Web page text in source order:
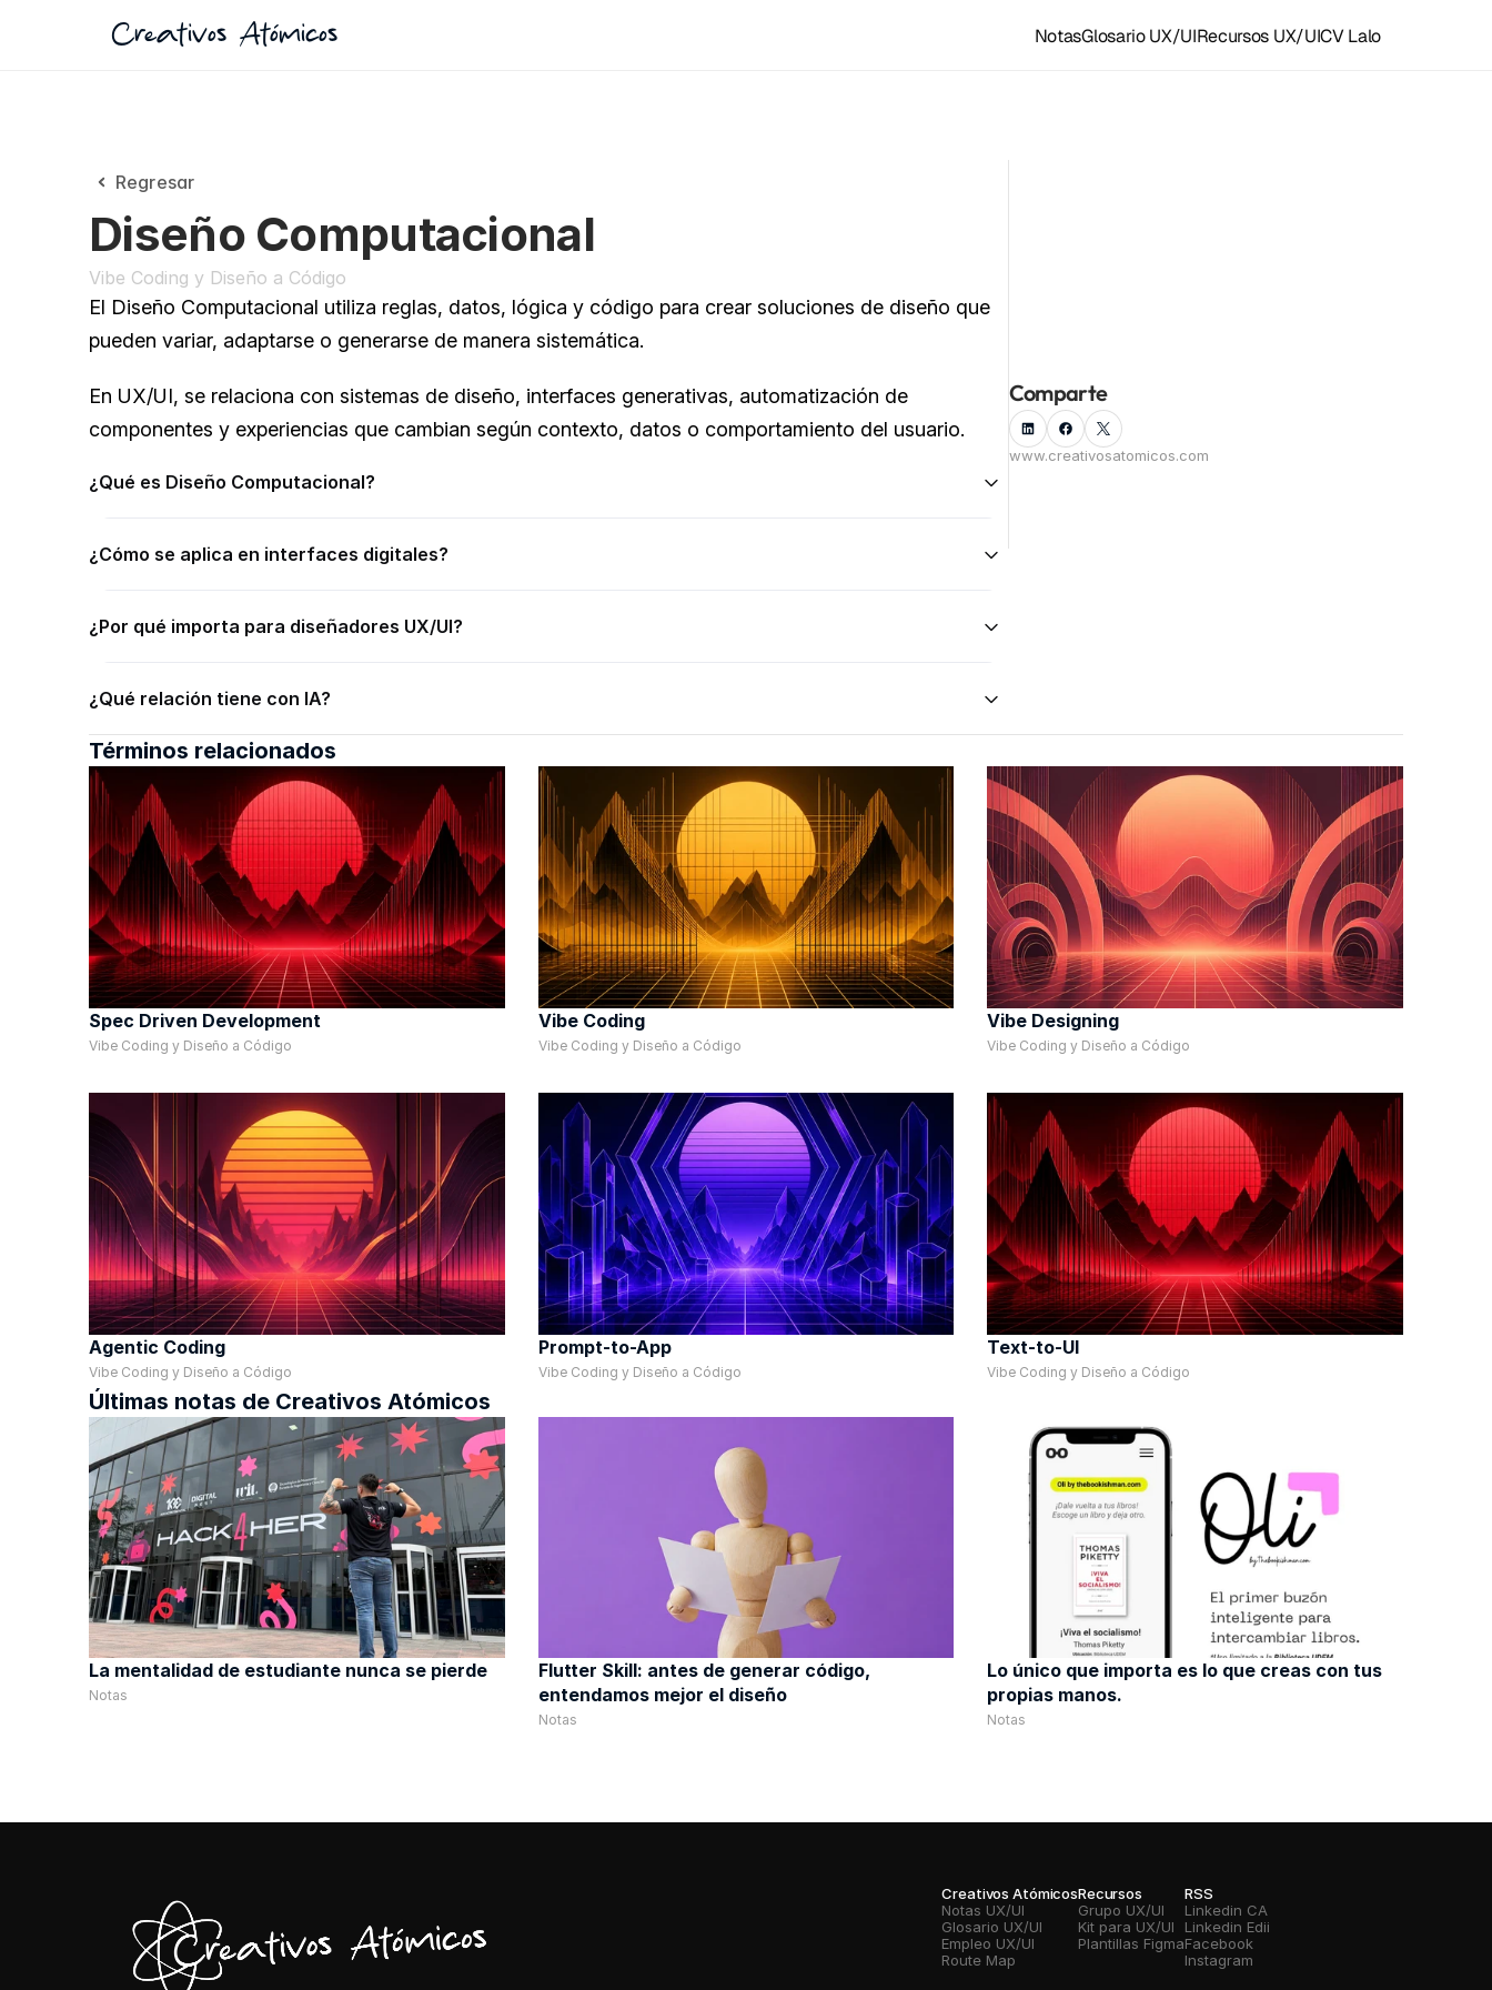
Creativos Atómicos NotasGlosario UX/UIRecursos UX/UICV Lalo
Regresar
Diseño Computacional
Vibe Coding y Diseño a Código
El Diseño Computacional utiliza reglas, datos, lógica y código para crear soluciones de diseño que
pueden variar, adaptarse o generarse de manera sistemática.
En UX/UI, se relaciona con sistemas de diseño, interfaces generativas, automatización de
componentes y experiencias que cambian según contexto, datos o comportamiento del usuario.
¿Qué es Diseño Computacional?
¿Cómo se aplica en interfaces digitales?
¿Por qué importa para diseñadores UX/UI?
¿Qué relación tiene con IA?
Comparte
www.creativosatomicos.com
Términos relacionados
Spec Driven Development
Vibe Coding y Diseño a Código
Vibe Coding
Vibe Coding y Diseño a Código
Vibe Designing
Vibe Coding y Diseño a Código
Agentic Coding
Vibe Coding y Diseño a Código
Prompt-to-App
Vibe Coding y Diseño a Código
Text-to-UI
Vibe Coding y Diseño a Código
Últimas notas de Creativos Atómicos
La mentalidad de estudiante nunca se pierde
Notas
Flutter Skill: antes de generar código,
entendamos mejor el diseño
Notas
Lo único que importa es lo que creas con tus
propias manos.
Notas
Creativos Atómicos
Notas UX/UI
Glosario UX/UI
Empleo UX/UI
Route Map
Recursos
Grupo UX/UI
Kit para UX/UI
Plantillas Figma
RSS
Linkedin CA
Linkedin Edii
Facebook
Instagram